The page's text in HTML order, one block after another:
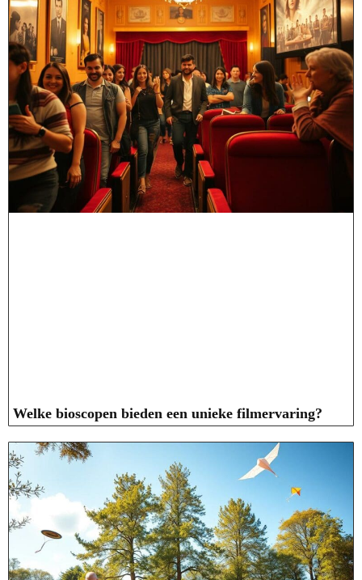
Welke bioscopen bieden een unieke filmervaring?